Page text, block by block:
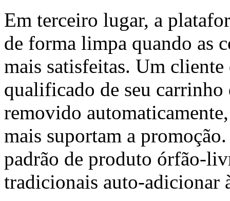
Em terceiro lugar, a
de forma limpa quando as
mais satisfeitas. Um
qualificado de seu
removido
mais suportam a
padrão de produto órfão-
tradicionais auto-adicionar